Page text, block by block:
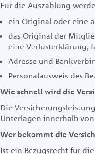
Für die Auszahlung
ein Original oder eine
das Original der
eine Verlusterklärung,
Adresse und
Personalausweis des
Wie schnell wird die
Die
Unterlagen innerhalb
Wer bekommt die
Ist ein Bezugsrecht für